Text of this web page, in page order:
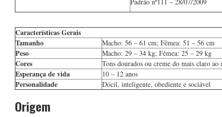
Características Gerais
Tamanho
Macho: 56 – 61 cm; Fêmea: 51 – 56 cm
Peso Macho: 29 – 34 kg; Fêmea: 25 – 29 kg
Cores Tons dourados ou creme do mais claro ao
Esperança de vida 10 – 12 anos
Personalidade Dócil, inteligente, obediente e sociável
Origem